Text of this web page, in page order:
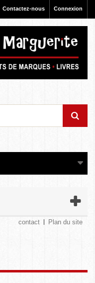
Connexion
Contactez-nous
contact Plan du site